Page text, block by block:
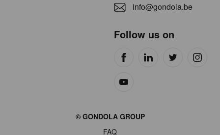
info@gondola.be
Follow us on
© GONDOLA GROUP
FAQ